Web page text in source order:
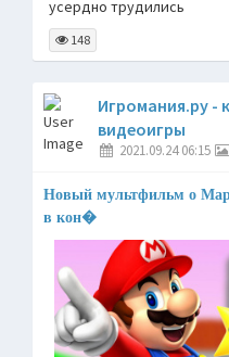
усердно трудились
148
Игромания.ру -
видеоигры
2021.09.24 06:15
Новый мультфильм о
в кон�